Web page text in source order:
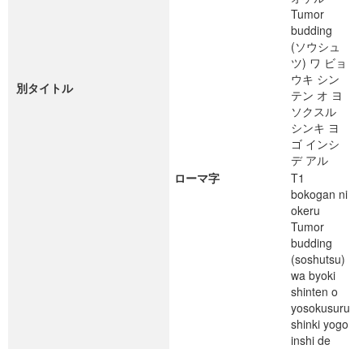
別タイトル
Tumor
budding
(ソウシュ
ツ) ワ ビョ
ウキ シン
テン オ ヨ
ソクスル
シンキ ヨ
ゴ インシ
デ アル
ローマ字
T1
bokogan ni
okeru
Tumor
budding
(soshutsu)
wa byoki
shinten o
yosokusuru
shinki yogo
inshi de